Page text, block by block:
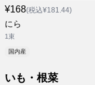
¥168(税込¥181.44)
にら
1束
国内産
いも・根菜